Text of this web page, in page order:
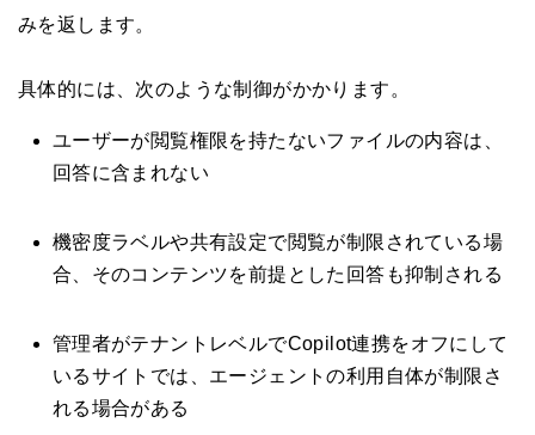
みを返します。
具体的には、次のような制御がかかります。
ユーザーが閲覧権限を持たないファイルの内容は、
回答に含まれない
機密度ラベルや共有設定で閲覧が制限されている場
合、そのコンテンツを前提とした回答も抑制される
管理者がテナントレベルでCopilot連携をオフにして
いるサイトでは、エージェントの利用自体が制限さ
れる場合がある